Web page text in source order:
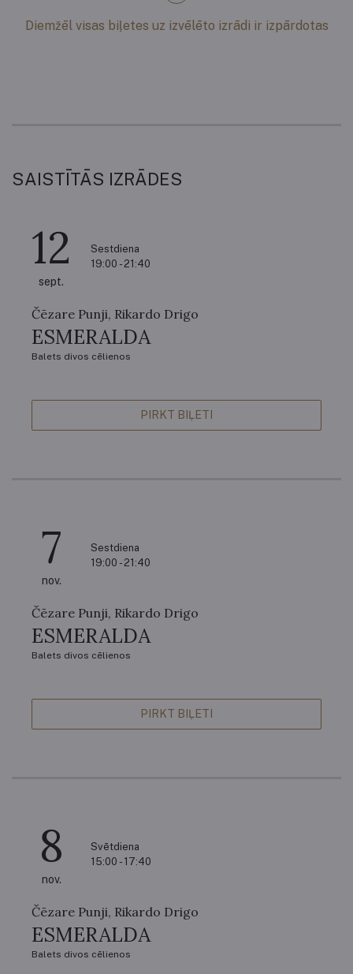
Diemžēl visas biļetes uz izvēlēto izrādi ir izpārdotas
SAISTĪTĀS IZRĀDES
12
sept.
Sestdiena
19:00 - 21:40
Čēzare Punji, Rikardo Drigo
ESMERALDA
Balets divos cēlienos
PIRKT BIĻETI
7
nov.
Sestdiena
19:00 - 21:40
Čēzare Punji, Rikardo Drigo
ESMERALDA
Balets divos cēlienos
PIRKT BIĻETI
8
nov.
Svētdiena
15:00 - 17:40
Čēzare Punji, Rikardo Drigo
ESMERALDA
Balets divos cēlienos